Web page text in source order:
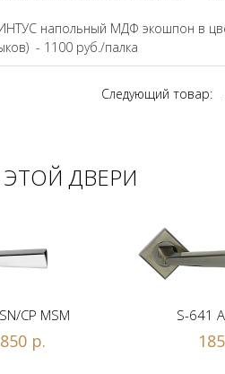
напольный МДФ экошпон в
- 1100 руб./палка
Следующий товар:
ДВЕРИ
CP MSM
р.
S-641